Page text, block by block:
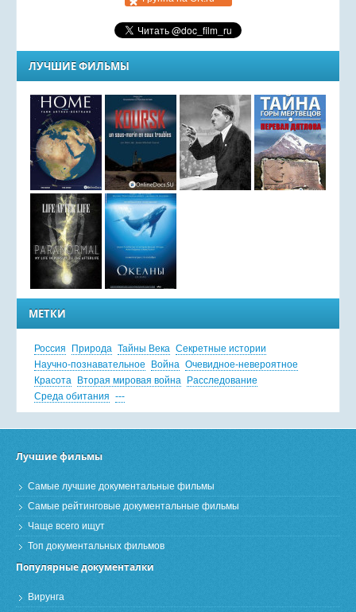
ЛУЧШИЕ ФИЛЬМЫ
МЕТКИ
Россия Природа Тайны Века Секретные истории
Научно-познавательное
Война Очевидное-невероятное
Красота
Вторая мировая война
Расследование
Среда обитания ---
Лучшие фильмы
Самые лучшие документальные фильмы
Самые рейтинговые документальные фильмы
Чаще всего ищут
Топ документальных фильмов
Популярные документалки
Вирунга